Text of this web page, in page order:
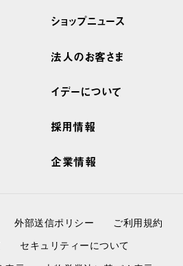
ショップニュース
法人のお客さま
イデーについて
採用情報
企業情報
外部送信ポリシー
ご利用規約
セキュリティーについて